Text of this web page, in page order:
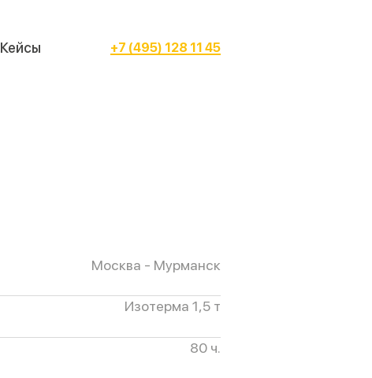
Кейсы +7 (495) 128 11 45
Москва - Мурманск
Изотерма 1,5 т
80 ч.